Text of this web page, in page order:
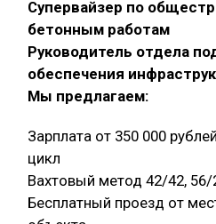
Супервайзер по
бетонным работам
Руководитель отдела
обеспечения
Мы предлагаем:
Зарплата от 350 000
цикл
Вахтовый метод 42/42,
Бесплатный проезд от